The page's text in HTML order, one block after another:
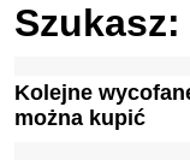
Kolejne
można kupić